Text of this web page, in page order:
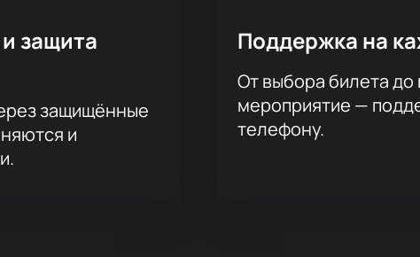
защита
защищённые
и
Поддержка на
От выбора билета до
мероприятие —
телефону.